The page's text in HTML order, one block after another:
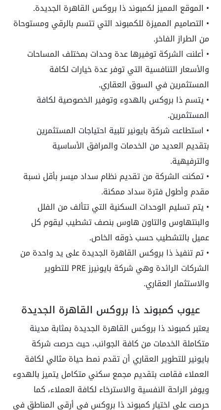
• الموقع المميز لكمبوند ذا بروكس القاهرة الجديدة.
• التصاميم المميزة للكمبوند التي تتسم بالرقي ومستوحاة
من الطراز الفاخر.
• أعلنت الشركة توفيرها عدة وحدات بمختلف المساحات
والأسعار التنافسية التي توفر عدة خيارات لكافة
المستثمرين في السوق العقاري.
• يتسم ذا بروكس بالهدوء وتوفير الخصوصية لكافة
المستثمرين.
• استطاعت شركة بايونير تلبية احتياجات المستثمرين
بتقديم العديد من الخدمات والمرافق الأساسية
والترفيهية.
• تمكنت الشركة من تقديم نظام سداد ميسر بأقل نسبة
مقدم وأطول فترة سداد ممكنة.
• يتم تسليم الوحدات السكنية التي تتألف من الفلل
والبنتهاوس والتاون هاوس بنصف تشطيب ليقوم كل
عميل بالتشطيب حسب ذوقه الخاص.
• تم تنفيذ ذا بروكس القاهرة الجديدة على يد واحدة من
الشركات الرائدة وهي شركة بايونيرز PRE للتطوير
والاستثمار العقاري.
عيوب كمبوند ذا بروكس القاهرة الجديدة
يعتبر كمبوند ذا بروكس القاهرة الجديدة بمثابة مدينة
متكاملة الخدمات من كافة الجوانب، حيث حرصت شركة
بايونير للتطوير العقاري أن تقدم نمط حياة مثالي لكافة
العملاء فقامت بتقديم مجمع سكني متكامل يتميز بالهدوء
ويوفر الراحة النفسية والاسترخاء لكافة العملاء، كما
حرصت على اختياركمبوند ذا بروكس في أرقى المناطق في